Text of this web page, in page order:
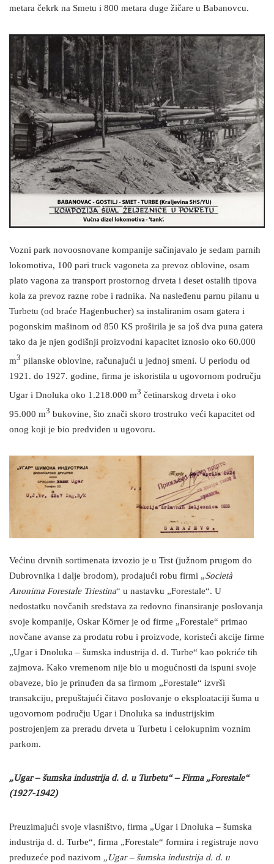
metara čekrk na Smetu i 800 metara duge žičare u Babanovcu.
Vozni park novoosnovane kompanije sačinjavalo je sedam parnih
lokomotiva, 100 pari truck vagoneta za prevoz oblovine, osam
plato vagona za transport prostornog drveta i deset ostalih tipova
kola za prevoz razne robe i radnika. Na nasleđenu parnu pilanu u
Turbetu (od braće Hagenbucher) sa instaliranim osam gatera i
pogonskim mašinom od 850 KS proširila je sa još dva puna gatera
tako da je njen godišnji proizvodni kapacitet iznosio oko 60.000
m3 pilanske oblovine, računajući u jednoj smeni. U periodu od
1921. do 1927. godine, firma je iskoristila u ugovornom području
Ugar i Dnoluka oko 1.218.000 m3 četinarskog drveta i oko
95.000 m3 bukovine, što znači skoro trostruko veći kapacitet od
onog koji je bio predviđen u ugovoru.
Većinu drvnih sortimenata izvozio je u Trst (južnom prugom do
Dubrovnika i dalje brodom), prodajući robu firmi „Società
Anonima Forestale Triestina“ u nastavku „Forestale“. U
nedostatku novčanih sredstava za redovno finansiranje poslovanja
svoje kompanije, Oskar Körner je od firme „Forestale“ primao
novčane avanse za prodatu robu i proizvode, koristeći akcije firme
„Ugar i Dnoluka – šumska industrija d. d. Turbe“ kao pokriće tih
zajmova. Kako vremenom nije bio u mogućnosti da ispuni svoje
obaveze, bio je prinuđen da sa firmom „Forestale“ izvrši
transakciju, prepuštajući čitavo poslovanje o eksploataciji šuma u
ugovornom području Ugar i Dnoluka sa industrijskim
postrojenjem za preradu drveta u Turbetu i celokupnim voznim
parkom.
„Ugar – šumska industrija d. d. u Turbetu“ – Firma „Forestale“
(1927-1942)
Preuzimajući svoje vlasništvo, firma „Ugar i Dnoluka – šumska
industrija d. d. Turbe“, firma „Forestale“ formira i registruje novo
preduzeće pod nazivom „Ugar – šumska industrija d. d. u